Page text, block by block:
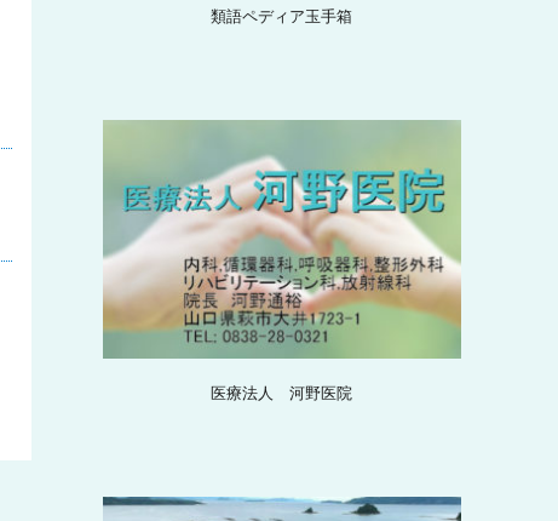
類語ペディア玉手箱
医療法人 河野医院